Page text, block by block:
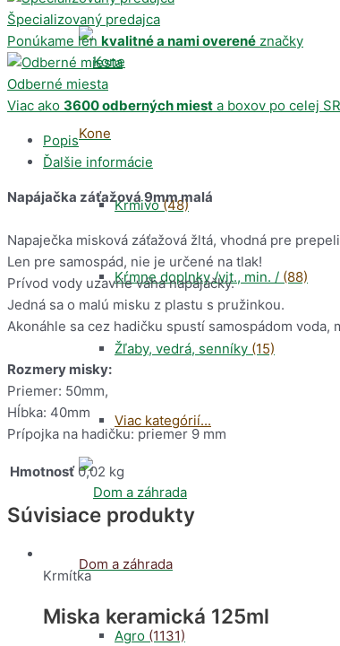
Kone
Krmivo (48)
Kŕmne doplnky /vit., min. / (88)
Žľaby, vedrá, senníky (15)
Viac kategórií...
Dom a záhrada
Agro (1131)
Špecializovaný predajca
Ponúkame len kvalitné a nami overené značky
Odberné miesta
Viac ako 3600 odberných miest a boxov po celej SR
Popis
Ďalšie informácie
Napájačka záťažová 9mm malá
Napaječka misková záťažová žltá, vhodná pre
Len pre samospád, nie je určené na tlak!
Prívod vody uzavrie váha napájačky.
Jedná sa o malú misku z plastu s pružinkou.
Akonáhle sa cez hadičku spustí samospádom
Rozmery misky:
Priemer: 50mm,
Hĺbka: 40mm
Prípojka na hadičku: priemer 9 mm
Hmotnosť 0,02 kg
Súvisiace produkty
Krmítka
Miska keramická 125ml